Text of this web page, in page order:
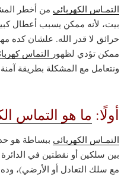
التمـاس الكهربائي من أخطر
بيت، لأنه ممكن يسبب أعطال
حرائق لا قدر الله. علشان كده
ممكن تؤدي لظهور التماس
ونتعامل مع المشكلة بطريقة
أولًا: ما هو التماس
التمـاس الكهربائي ببساطة هو
بين سلكين أو نقطتين في الدائرة
مع سلك التعادل أو الأرضي)،